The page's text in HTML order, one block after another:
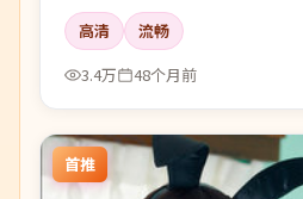
高清
流畅
3.4万
48个月前
首推